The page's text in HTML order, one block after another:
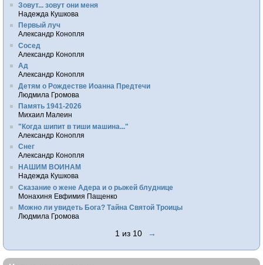
Зовут... зовут они меня
Надежда Кушкова
Первый луч
Александр Конопля
Сосед
Александр Конопля
Ад
Александр Конопля
Детям о Рождестве Иоанна Предтечи
Людмила Громова
Память 1941-2026
Михаил Малеин
"Когда шипит в тиши машина..."
Александр Конопля
Снег
Александр Конопля
НАШИМ ВОИНАМ
Надежда Кушкова
Сказание о жене Адера и о рыжей блуднице
Монахиня Евфимия Пащенко
Можно ли увидеть Бога? Тайна Святой Троицы
Людмила Громова
1 из 10 →